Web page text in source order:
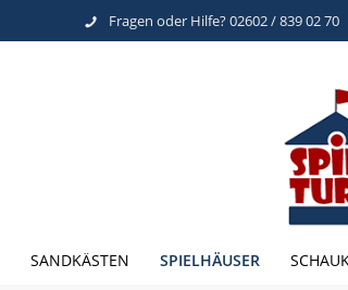
Fragen oder Hilfe? 02602 / 839 02 70
SANDKÄSTEN SPIELHÄUSER